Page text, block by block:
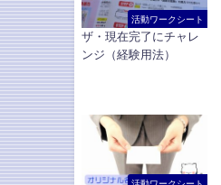
活動ワークシート
ザ・現在完了にチャレ
ンジ（経験用法）